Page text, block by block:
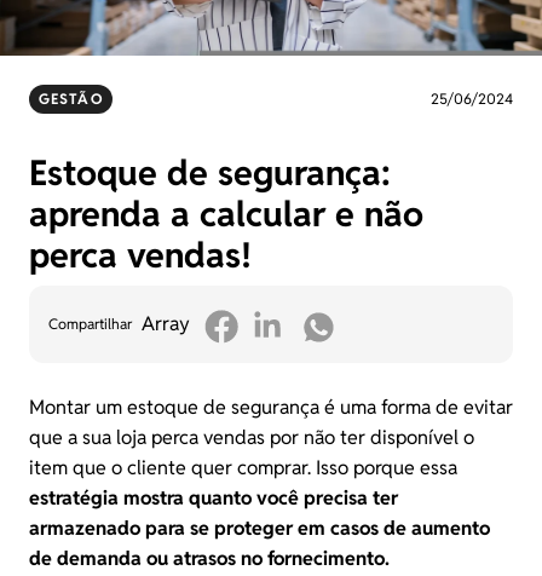
GESTÃO 25/06/2024
Estoque de segurança:
aprenda a calcular e não
perca vendas!
Compartilhar Array
Montar um estoque de segurança é uma forma de evitar
que a sua loja perca vendas por não ter disponível o
item que o cliente quer comprar. Isso porque essa
estratégia mostra quanto você precisa ter
armazenado para se proteger em casos de aumento
de demanda ou atrasos no fornecimento.